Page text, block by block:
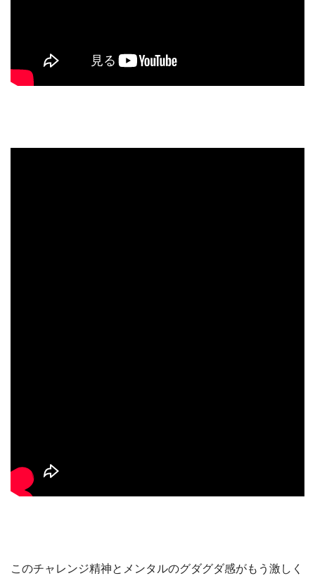
このチャレンジ精神とメンタルのグダグダ感がもう激しく